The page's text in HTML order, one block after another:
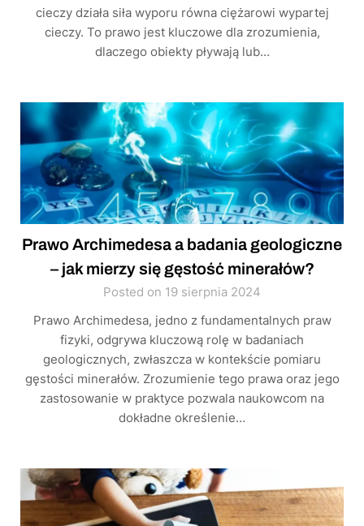
cieczy działa siła wyporu równa ciężarowi wypartej
cieczy. To prawo jest kluczowe dla zrozumienia,
dlaczego obiekty pływają lub…
Prawo Archimedesa a badania geologiczne
– jak mierzy się gęstość minerałów?
Posted on 19 sierpnia 2024
Prawo Archimedesa, jedno z fundamentalnych praw
fizyki, odgrywa kluczową rolę w badaniach
geologicznych, zwłaszcza w kontekście pomiaru
gęstości minerałów. Zrozumienie tego prawa oraz jego
zastosowanie w praktyce pozwala naukowcom na
dokładne określenie…